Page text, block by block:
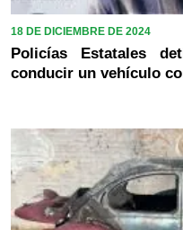
18 DE DICIEMBRE DE 2024
Policías Estatales
conducir un vehículo